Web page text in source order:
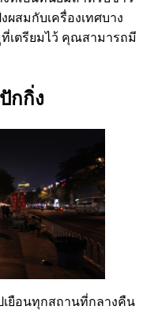
ผสมกับเครื่องเทศบาง
ที่เตรียมไว้ คุณสามารถมี
กกิ่ง
ยือนทุกสถานที่กลางคืน